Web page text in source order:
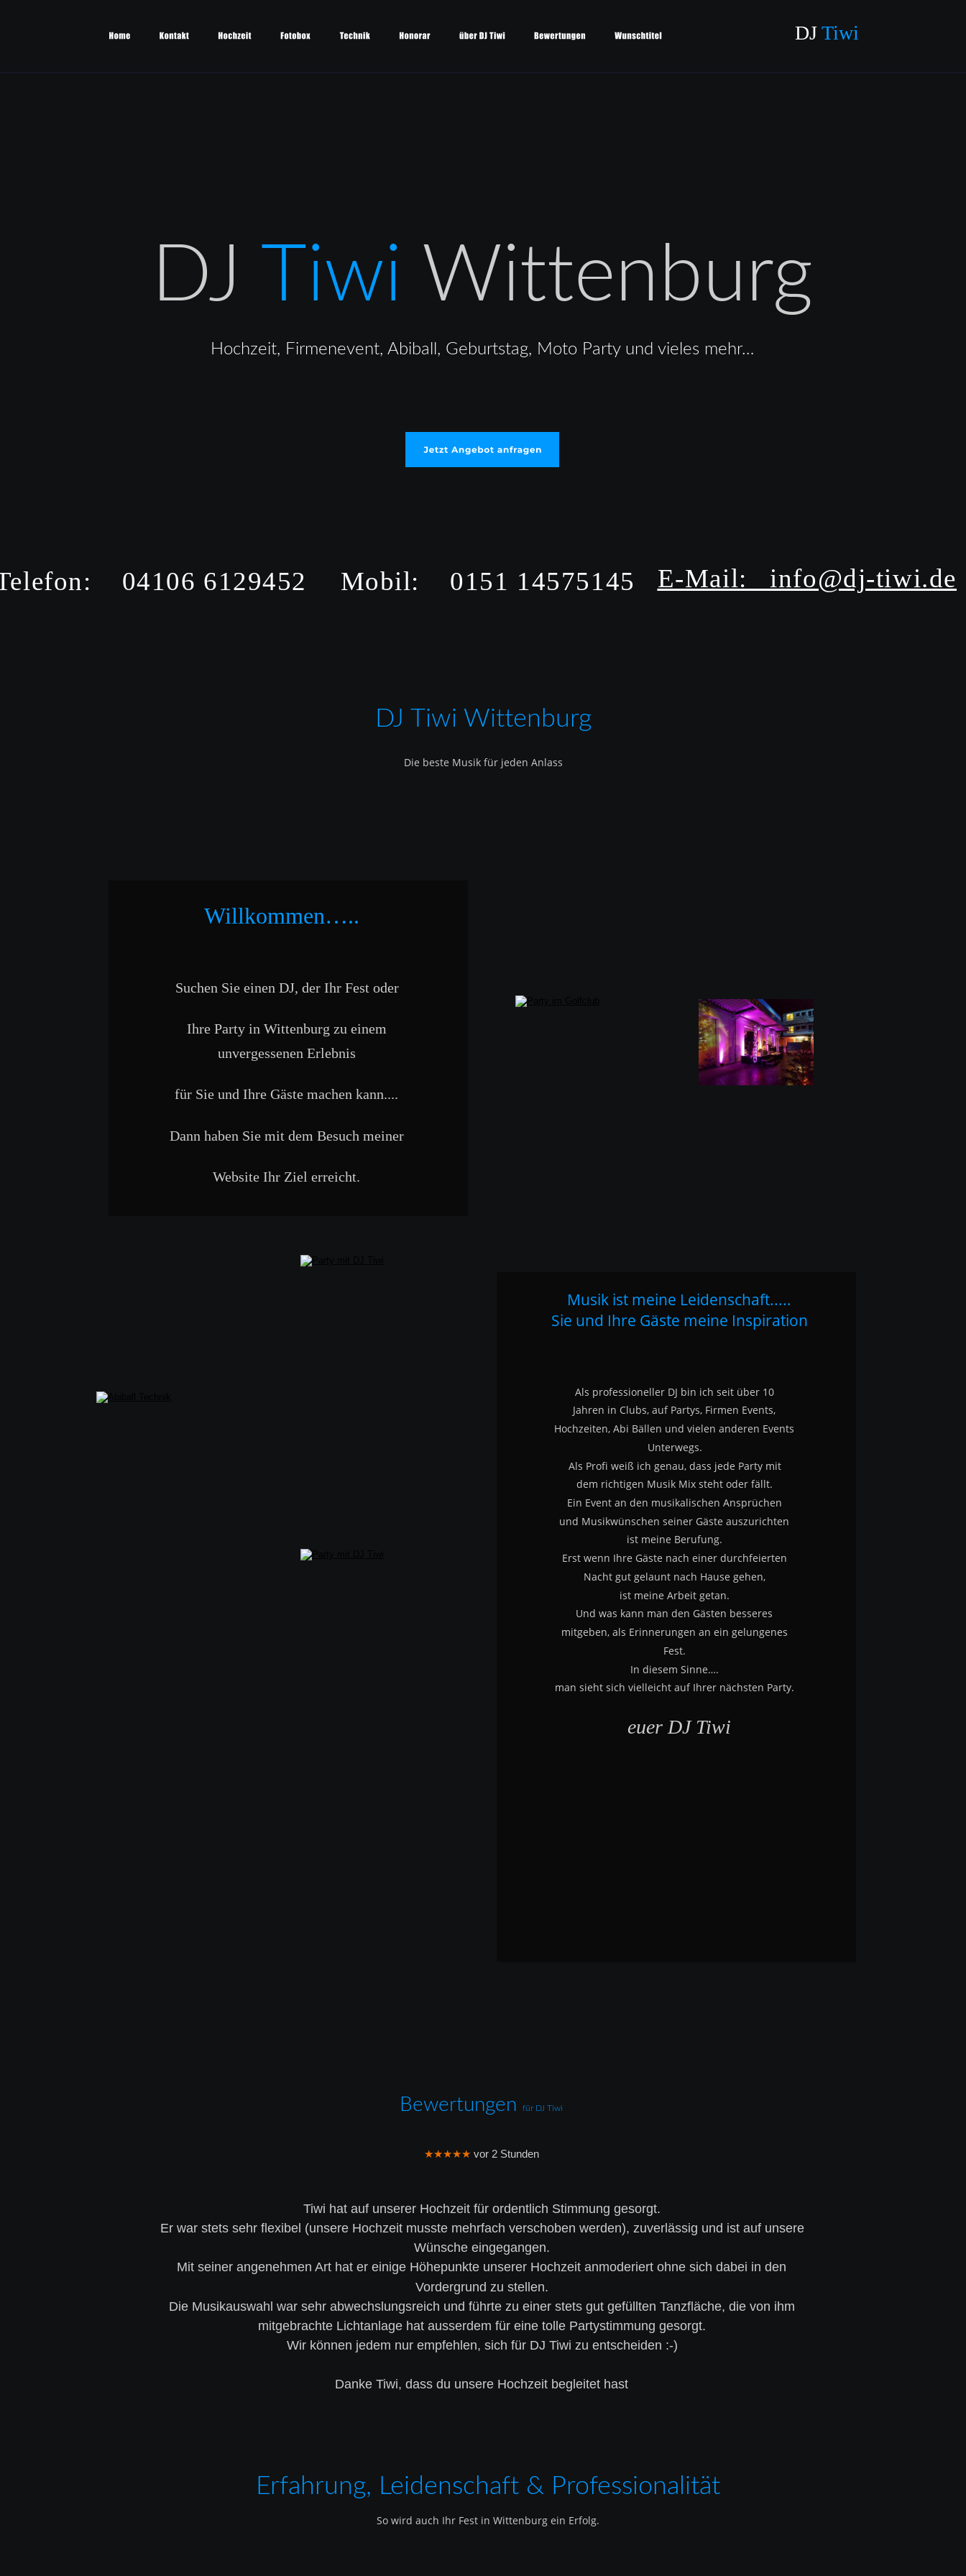
DJ Tiwi Wittenburg
Hochzeit, Firmenevent, Abiball, Geburtstag, Moto Party und vieles mehr…
DJ Tiwi Wittenburg
Die beste Musik für jeden Anlass
Erfahrung, Leidenschaft & Professionalität
So wird auch Ihr Fest in Wittenburg ein Erfolg.
DJ Tiwi
Suchen Sie einen DJ, der Ihr Fest oder
Ihre Party in Wittenburg zu einem
unvergessenen Erlebnis
für Sie und Ihre Gäste machen kann....
Dann haben Sie mit dem Besuch meiner
Website Ihr Ziel erreicht.
Als professioneller DJ bin ich seit über 10
Jahren in Clubs, auf Partys, Firmen Events,
Hochzeiten, Abi Bällen und vielen anderen Events
Unterwegs.
Als Profi weiß ich genau, dass jede Party mit
dem richtigen Musik Mix steht oder fällt.
Ein Event an den musikalischen Ansprüchen
und Musikwünschen seiner Gäste auszurichten
ist meine Berufung.
Erst wenn Ihre Gäste nach einer durchfeierten
Nacht gut gelaunt nach Hause gehen,
ist meine Arbeit getan.
Und was kann man den Gästen besseres
mitgeben, als Erinnerungen an ein gelungenes
Fest.
In diesem Sinne….
man sieht sich vielleicht auf Ihrer nächsten Party.
Willkommen…..
Musik ist meine Leidenschaft.....
Sie und Ihre Gäste meine Inspiration
04106 6129452 Mobil:    0151 14575145 E-Mail:   info@dj-tiwi.de
euer DJ Tiwi
Bewertungen für DJ Tiwi
★★★★★ vor 2 Stunden
Tiwi hat auf unserer Hochzeit für ordentlich Stimmung gesorgt.
Er war stets sehr flexibel (unsere Hochzeit musste mehrfach verschoben werden), zuverlässig und ist auf unsere
Wünsche eingegangen.
Mit seiner angenehmen Art hat er einige Höhepunkte unserer Hochzeit anmoderiert ohne sich dabei in den
Vordergrund zu stellen.
Die Musikauswahl war sehr abwechslungsreich und führte zu einer stets gut gefüllten Tanzfläche, die von ihm
mitgebrachte Lichtanlage hat ausserdem für eine tolle Partystimmung gesorgt.
Wir können jedem nur empfehlen, sich für DJ Tiwi zu entscheiden :-)
Danke Tiwi, dass du unsere Hochzeit begleitet hast